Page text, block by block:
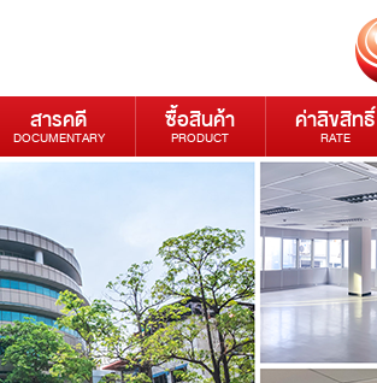
สารคดี
DOCUMENTARY
ซื้อสินค้า
PRODUCT
ค่าลิขสิทธิ์
RATE